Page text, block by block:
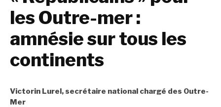
les Outre-mer :
amnésie sur tous les
continents
Victorin Lurel, secrétaire national chargé des Outre-
Mer